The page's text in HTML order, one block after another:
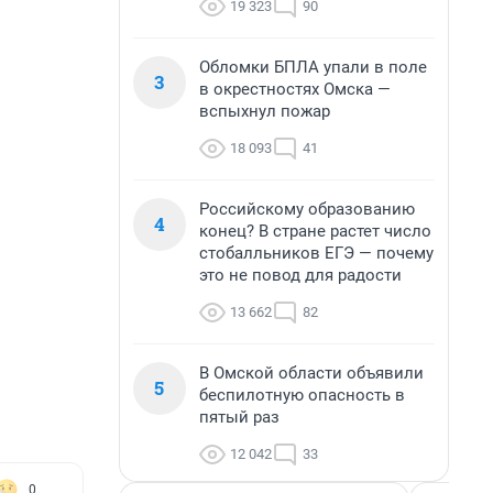
0
19 323 90
3
Обломки БПЛА упали в поле
в окрестностях Омска —
вспыхнул пожар
18 093 41
4
Российскому образованию
конец? В стране растет число
стобалльников ЕГЭ — почему
это не повод для радости
13 662 82
5
В Омской области объявили
беспилотную опасность в
пятый раз
12 042 33